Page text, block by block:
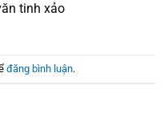
tinh xảo
đăng bình luận.